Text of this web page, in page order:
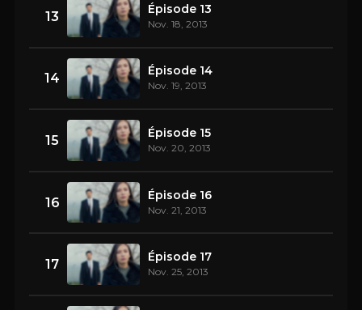
13 Épisode 13
Nov. 18, 2013
14 Épisode 14
Nov. 19, 2013
15 Épisode 15
Nov. 20, 2013
16 Épisode 16
Nov. 21, 2013
17 Épisode 17
Nov. 25, 2013